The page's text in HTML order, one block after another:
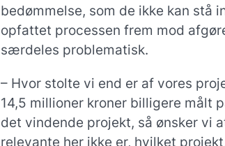
bedømmelse, som de ikke kan stå
opfattet processen frem mod
særdeles problematisk.
– Hvor stolte vi end er af vores
14,5 millioner kroner billigere målt
det vindende projekt, så ønsker vi
relevante her ikke er, hvilket